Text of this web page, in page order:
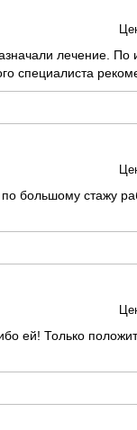
лечение.
специалиста
большому стажу
ей! Только